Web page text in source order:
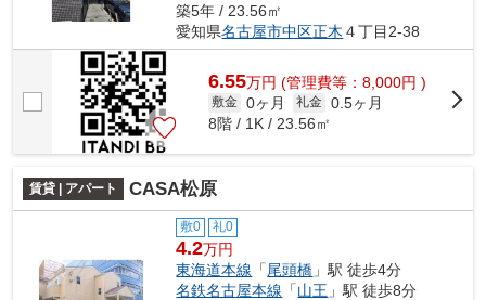
築5年 / 23.56㎡
愛知県名古屋市中区正木 ４丁目2-38
6.55万円 (管理費等：8,000円 )
敷金 0ヶ月 礼金 0.5ヶ月
8階 / 1K / 23.56㎡
賃貸 | アパート CASA松原
敷0 礼0
4.2万円
東海道本線 「尾頭橋 」駅 徒歩4分
名鉄名古屋本線 「山王 」駅 徒歩8分